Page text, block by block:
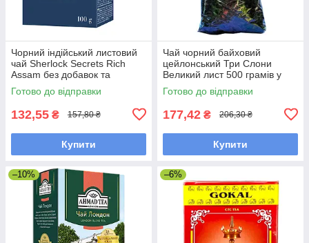
Чорний індійський листовий
чай Sherlock Secrets Rich
Assam без добавок та
ароматизаторів 100 грамів
Готово до відправки
132,55 ₴ 157,80 ₴
Купити
Чай чорний байховий
цейлонський Три Слони
Великий лист 500 грамів у
м'якому пакованні
Готово до відправки
177,42 ₴ 206,30 ₴
Купити
–10% –6%